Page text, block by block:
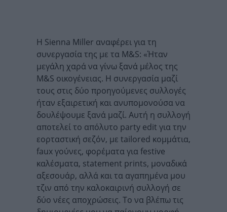
Η Sienna Miller αναφέρει για τη
συνεργασία της με τα M&S: «Ήταν
μεγάλη χαρά να γίνω ξανά μέλος της
M&S οικογένειας. Η συνεργασία μαζί
τους στις δύο προηγούμενες συλλογές
ήταν εξαιρετική και ανυπομονούσα να
δουλέψουμε ξανά μαζί. Αυτή η συλλογή
αποτελεί το απόλυτο party edit για την
εορταστική σεζόν, με tailored κομμάτια,
faux γούνες, φορέματα για festive
καλέσματα, statement prints, μοναδικά
αξεσουάρ, αλλά και τα αγαπημένα μου
τζιν από την καλοκαιρινή συλλογή σε
δύο νέες αποχρώσεις. Το να βλέπω τις